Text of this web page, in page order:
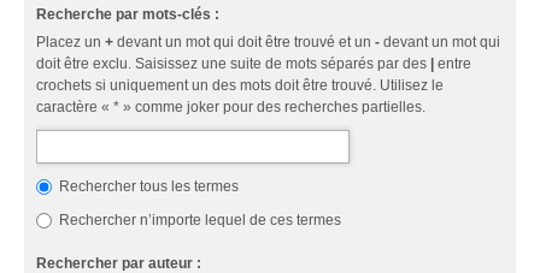
Recherche par mots-clés :
Placez un + devant un mot qui doit être trouvé et un - devant un mot qui
doit être exclu. Saisissez une suite de mots séparés par des | entre
crochets si uniquement un des mots doit être trouvé. Utilisez le
caractère « * » comme joker pour des recherches partielles.
Rechercher tous les termes
Rechercher n’importe lequel de ces termes
Rechercher par auteur :